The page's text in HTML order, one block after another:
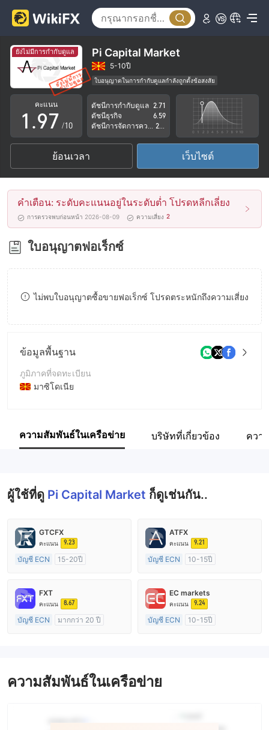
ยังไม่มีการกำกับดูแล Pi Capital Market
5-10ปี
ใบอนุญาตในการกำกับดูแลกำลังถูกตั้งข้อสงสัย
กลุ่มธุรกิจที่ต้องสงสัย
ระวังความเสี่ยงอันตรายที่อาจจะซ่อนอยู่
คะแนน
0
1
2
3
4
5
6
7
8
.
5
6
7
8
9
3
4
5
6
7
8
9
/10
ดัชนีการกำกับดูแล 2.71
ดัชนีธุรกิจ
6.59
ย้อนเวลา เว็บไซต์
คำเตือน: ระดับคะแนนอยู่ในระดับต่ำ โปรดหลีกเลี่ยง
การตรวจพบก่อนหน้า 2026-08-09 ความเสี่ยง 2
ใบอนุญาตฟอเร็กซ์
ไม่พบใบอนุญาตซื้อขายฟอเร็กซ์ โปรดตระหนักถึงความเสี่ยง
ข้อมูลพื้นฐาน
ภูมิภาคที่จดทะเบียน
มาซิโดเนีย
ชื่อบริษัท
ความสัมพันธ์ในเครือข่าย บริษัทที่เกี่ยวข้อง ควา
ผู้ใช้ที่ดู Pi Capital Market ก็ดูเช่นกัน..
GTCFX
คะแนน 9.23
บัญชี ECN
15-20ปี
ใบอนุญาต MT4 แบบเต็ม
ATFX
คะแนน 9.21
บัญชี ECN
10-15ปี
ใบอนุญาต MT4 แบบเต็ม
FXT
คะแนน 8.67
บัญชี ECN
มากกว่า 20 ปี
EC markets
คะแนน 9.24
บัญชี ECN
10-15ปี
ความสัมพันธ์ในเครือข่าย